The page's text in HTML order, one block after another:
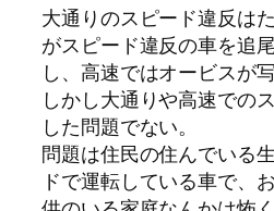
大通りのスピード違反は
がスピード違反の車を追
し、高速ではオービスが
しかし大通りや高速での
した問題でない。
問題は住民の住んでいる
ドで運転している車で、